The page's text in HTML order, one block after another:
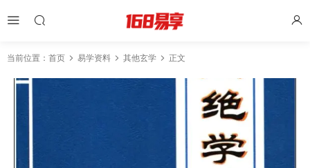
当前位置： 首页 易学资料 其他玄学 正文